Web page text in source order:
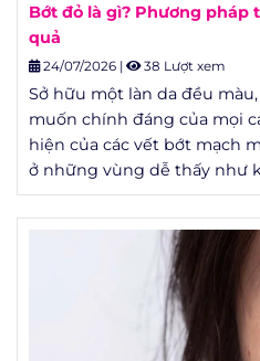
Bớt đỏ là gì? Phương pháp
quả
24/07/2026 | 38 Lượt xem
Sở hữu một làn da đều
muốn chính đáng của mọi
hiện của các vết bớt mạch
ở những vùng dễ thấy như
thường tạo ra những rào
ảnh hưởng đến yếu tố
bớt mạch máu còn liên
cần được theo dõi sát sao.